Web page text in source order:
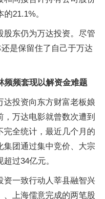
21.1%。
股东仍为万达投资。尽管
是保留住了自己于万达
频频套现以解资金难题
达投资向东方财富老板娘
万达电影就曾数次遭到
全统计，最近几个月的
集团通过集中竞价、大宗
过34亿元。
资一致行动人莘县融智兴
、上海儒意完成的两笔股